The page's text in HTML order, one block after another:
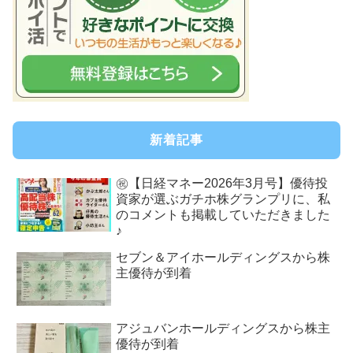
新着記事
㊗【日経マネー2026年3月号】優待投
資家が選ぶガチホ株グランプリに、私
のコメントも掲載していただきました
♪
セブン＆アイホールディングスから株
主優待が到着
アジュバンホールディングスから株主
優待が到着